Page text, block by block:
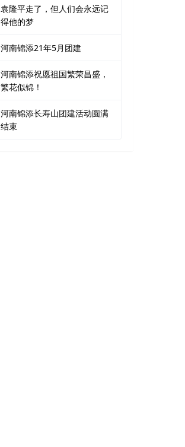
袁隆平走了，但人们会永远记
得他的梦
河南锦添21年5月团建
河南锦添祝愿祖国繁荣昌盛，
繁花似锦！
河南锦添长寿山团建活动圆满
结束